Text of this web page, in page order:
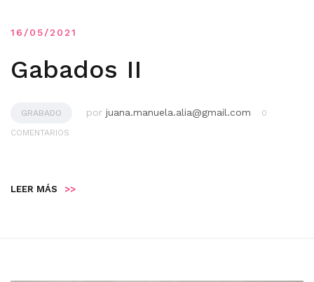
16/05/2021
Gabados II
GRABADO por juana.manuela.alia@gmail.com
0
COMENTARIOS
LEER MÁS >>